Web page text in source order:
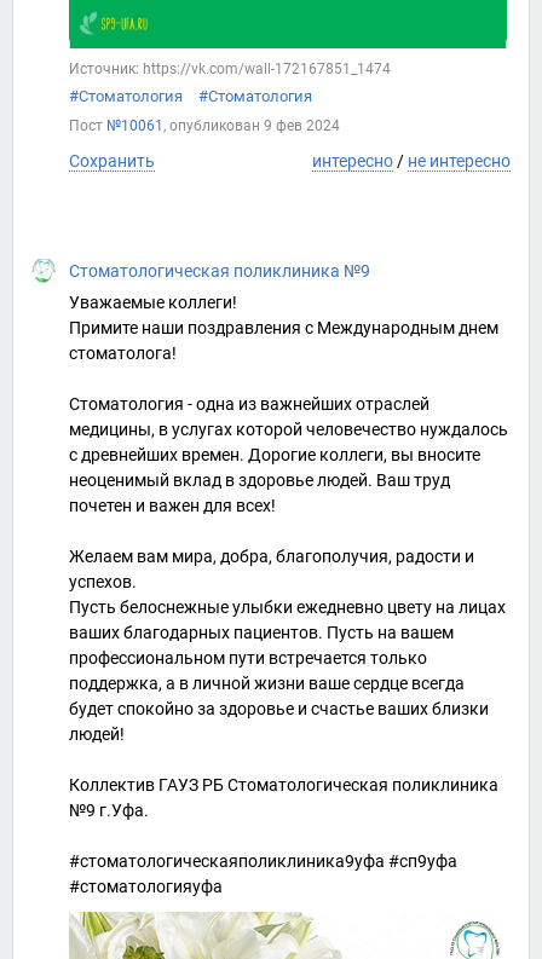
Источник: https://vk.com/wall-172167851_1474
#Стоматология #Стоматология
Пост №10061 , опубликован 9 фев 2024
Сохранить интересно / не интересно
Стоматологическая поликлиника №9
Уважаемые коллеги!
Примите наши поздравления с Международным днем
стоматолога!
Стоматология - одна из важнейших отраслей
медицины, в услугах которой человечество нуждалось
с древнейших времен. Дорогие коллеги, вы вносите
неоценимый вклад в здоровье людей. Ваш труд
почетен и важен для всех!
Желаем вам мира, добра, благополучия, радости и
успехов.
Пусть белоснежные улыбки ежедневно цвету на лицах
ваших благодарных пациентов. Пусть на вашем
профессиональном пути встречается только
поддержка, а в личной жизни ваше сердце всегда
будет спокойно за здоровье и счастье ваших близки
людей!
Коллектив ГАУЗ РБ Стоматологическая поликлиника
№9 г.Уфа.
#стоматологическаяполиклиника9уфа #сп9уфа
#стоматологияуфа